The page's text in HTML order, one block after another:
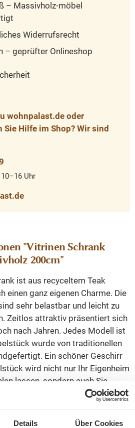
Details Über Cookies
– Massivholz-möbel
Widerrufsrecht
– geprüfter Onlineshop
wohnpalast.de oder
Hilfe im Shop? Wir sind
Uhr
"Vitrinen Schrank
200cm"
ist aus recyceltem Teak
einen ganz eigenen Charme. Die
sehr belastbar und leicht zu
Zeitlos attraktiv präsentiert sich
nach Jahren. Jedes Modell ist
wurde von traditionellen
Ein schöner Geschirr
wird nicht nur Ihr Eigenheim
lassen, sondern auch Sie
und den Anblick auf Dauer